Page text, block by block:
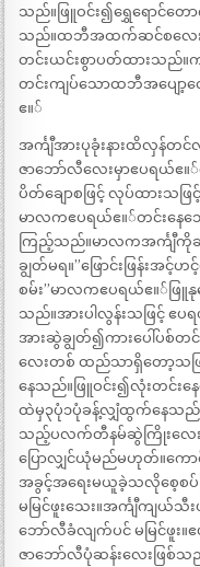
သည်။ဖြူဝင်း၍ရွှေရောင်တေ
သည်။ထဘီအထက်ဆင်စလေးမှာဖ
တင်းယင်းစွာပတ်ထားသည်။က
တင်းကျပ်သောထဘီအပျော့
ဧ။်
အင်္ကျီအားပုခုံးနားထိလှန်တ
ဇာဘော်လီလေးမှာဧပရယ်ဧ။်
ပိတ်ချောစဖြင့် လုပ်ထားသ
မာလကဧပရယ်ဧ။်တင်းနေသ
ကြည့်သည်။မာလကအင်္ကျီကို
ချွတ်မရ။”ဖြောင်းဖြန်းအင့်
စမ်း”မာလကဧပရယ်ဧ။်ဖ
သည်။အားပါလွန်းသဖြင့် ဧ
အားဆွဲချွတ်၍ကားပေါ်ပစ်
လေးတစ် ထည်သာရှိတော့သဖြင့်
နေသည်။ဖြူဝင်း၍လုံးတင်းန
ထဲမှ၃ပုံ၁ပုံခန့်လျှံထွက်နေသ
သည့်ပလက်တီနမ်ဆွဲကြိုးလေးမှ
ပြောလျှင်ယုံမည်မဟုတ်။ကော
အခွင့်အရေးမယူခဲ့သလိုစေ့စပ်
မမြင်ဖူးသေး။အင်္ကျီကျယ်
ဘော်လီခံလျက်ပင် မမြင်ဖူး
ဇာဘော်လီပုံဆန်းလေးဖြစ်